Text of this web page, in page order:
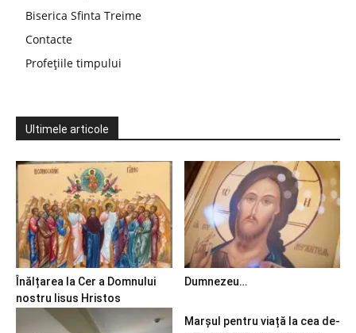
Biserica Sfinta Treime
Contacte
Profețiile timpului
Ultimele articole
Înălțarea la Cer a Domnului
nostru Iisus Hristos
Dumnezeu…
Marșul pentru viață la cea de-